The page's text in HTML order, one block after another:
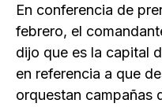
En conferencia de
febrero, el
dijo que es la capital
en referencia a que
orquestan campañas